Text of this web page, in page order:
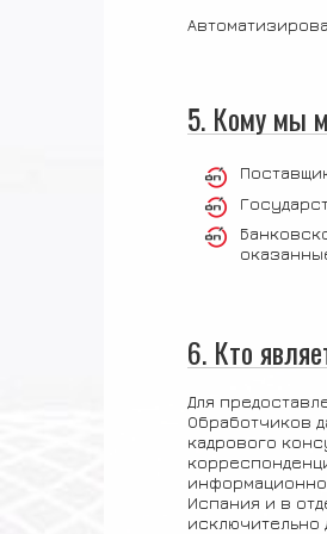
5. Кому мы
6. Кто
Для
Обработчиков
кадрового
Испания и в
исключительно